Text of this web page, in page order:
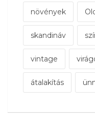
növények
skandináv
vintage
átalakítás